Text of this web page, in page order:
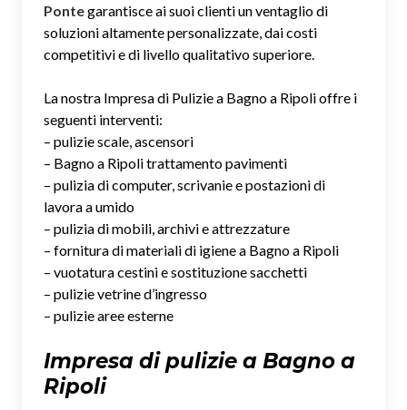
Pontegarantisce ai suoi clienti un ventaglio di
soluzioni altamente personalizzate, dai costi
competitivi e di livello qualitativo superiore.
La nostra Impresa di Pulizie a Bagno a Ripoli offre i
seguenti interventi:
– pulizie scale, ascensori
– Bagno a Ripoli trattamento pavimenti
– pulizia di computer, scrivanie e postazioni di
lavora a umido
– pulizia di mobili, archivi e attrezzature
– fornitura di materiali di igiene a Bagno a Ripoli
– vuotatura cestini e sostituzione sacchetti
– pulizie vetrine d’ingresso
– pulizie aree esterne
Impresa di pulizie a Bagno a
Ripoli